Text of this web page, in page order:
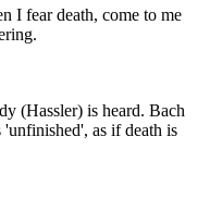
I fear death, come to me
(Hassler) is heard. Bach
as if death is